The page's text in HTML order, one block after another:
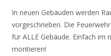
In neuen Gebäuden werden
vorgeschrieben. Die
für ALLE Gebäude. Einfach im
montieren!